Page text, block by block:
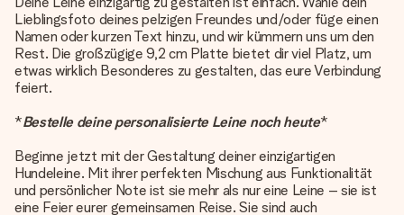
Lieblingsfoto deines pelzigen Freundes und/oder füge einen
Namen oder kurzen Text hinzu, und wir kümmern uns um den
Rest. Die großzügige 9,2 cm Platte bietet dir viel Platz, um
etwas wirklich Besonderes zu gestalten, das eure Verbindung
feiert.
*Bestelle deine personalisierte Leine noch heute*
Beginne jetzt mit der Gestaltung deiner einzigartigen
Hundeleine. Mit ihrer perfekten Mischung aus Funktionalität
und persönlicher Note ist sie mehr als nur eine Leine – sie ist
eine Feier eurer gemeinsamen Reise. Sie sind auch